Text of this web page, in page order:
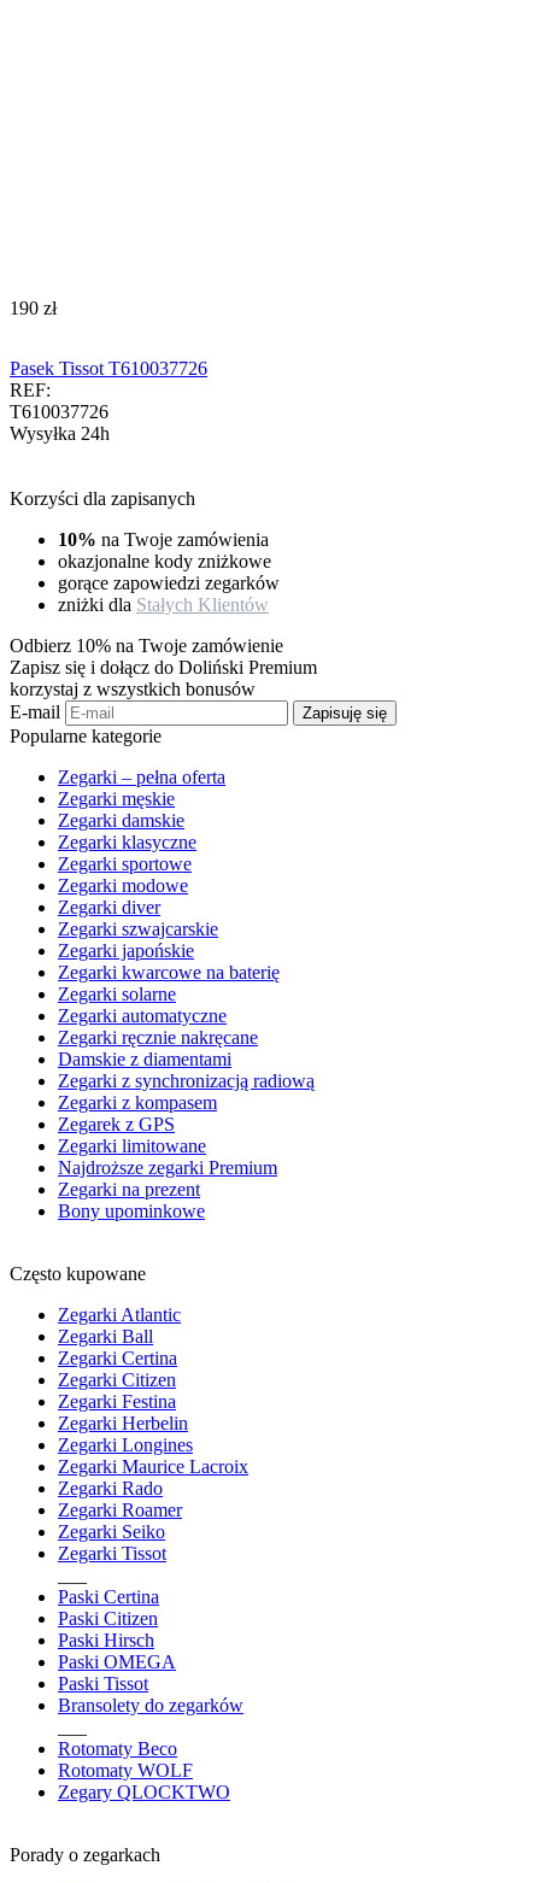
‍190‍ zł
Pasek Tissot T610037726
REF:
T610037726
Wysyłka 24h
Korzyści dla zapisanych
10% na Twoje zamówienia
okazjonalne kody zniżkowe
gorące zapowiedzi zegarków
zniżki dla Stałych Klientów
Odbierz 10% na Twoje zamówienie
Zapisz się i dołącz do Doliński Premium
korzystaj z wszystkich bonusów
E-mail
Zapisuję się
Popularne kategorie
Zegarki – pełna oferta
Zegarki męskie
Zegarki damskie
Zegarki klasyczne
Zegarki sportowe
Zegarki modowe
Zegarki diver
Zegarki szwajcarskie
Zegarki japońskie
Zegarki kwarcowe na baterię
Zegarki solarne
Zegarki automatyczne
Zegarki ręcznie nakręcane
Damskie z diamentami
Zegarki z synchronizacją radiową
Zegarki z kompasem
Zegarek z GPS
Zegarki limitowane
Najdroższe zegarki Premium
Zegarki na prezent
Bony upominkowe
Często kupowane
Zegarki Atlantic
Zegarki Ball
Zegarki Certina
Zegarki Citizen
Zegarki Festina
Zegarki Herbelin
Zegarki Longines
Zegarki Maurice Lacroix
Zegarki Rado
Zegarki Roamer
Zegarki Seiko
Zegarki Tissot
Paski Certina
Paski Citizen
Paski Hirsch
Paski OMEGA
Paski Tissot
Bransolety do zegarków
Rotomaty Beco
Rotomaty WOLF
Zegary QLOCKTWO
Porady o zegarkach